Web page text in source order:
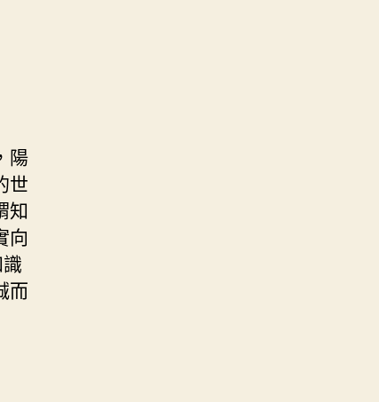
陽
世
知
向
而